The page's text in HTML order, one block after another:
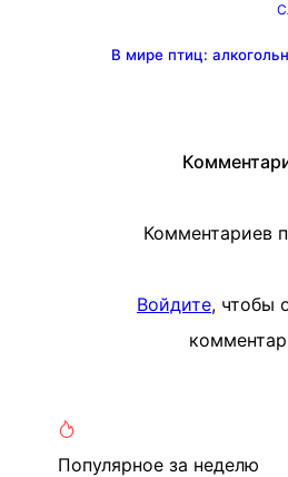
В мире птиц:
Комментариев
Войдите, чтобы
Популярное за неделю